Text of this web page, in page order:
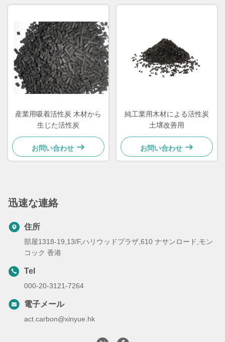
産業用吸着活性炭 木材から
生じた活性炭
お問い合わせ
純工業用木材による活性炭
土壌改善用
お問い合わせ
迅速な連絡
住所
部屋1318-19,13/F,ハリウッドプラザ,610 ナサンロード,モン
コック 香港
Tel
000-20-3121-7264
電子メール
act.carbon@xinyue.hk